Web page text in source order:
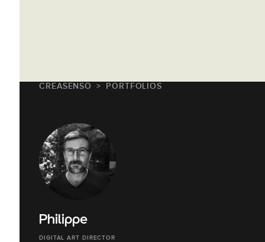
CREASENSO PORTFOLIOS
Philippe
DIGITAL ART DIRECTOR